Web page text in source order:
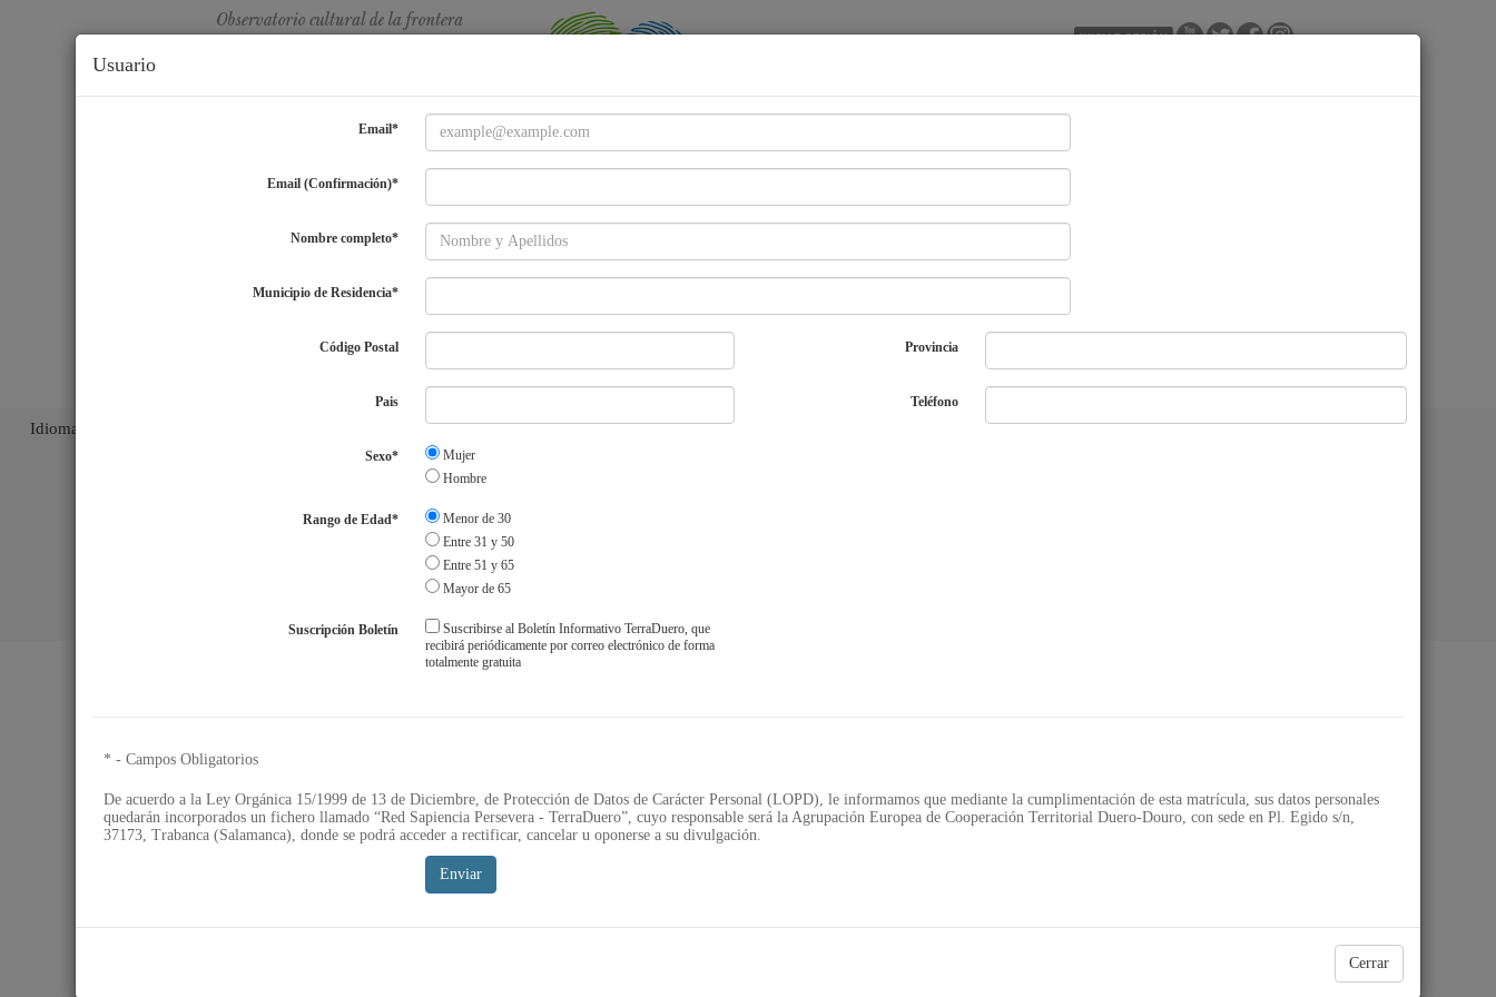
Usuario
Email*
Email (Confirmación)*
Nombre completo*
Municipio de Residencia*
Código Postal Provincia
Pais Teléfono
Sexo*
Mujer
Hombre
Rango de Edad*
Menor de 30
Entre 31 y 50
Entre 51 y 65
Mayor de 65
Suscripción Boletín
Suscribirse al Boletín Informativo TerraDuero, que
recibirá periódicamente por correo electrónico de forma
totalmente gratuita
* - Campos Obligatorios
De acuerdo a la Ley Orgánica 15/1999 de 13 de Diciembre, de Protección de Datos de Carácter Personal (LOPD), le informamos que mediante la cumplimentación de esta matrícula, sus datos personales
quedarán incorporados un fichero llamado “Red Sapiencia Persevera - TerraDuero”, cuyo responsable será la Agrupación Europea de Cooperación Territorial Duero-Douro, con sede en Pl. Egido s/n,
37173, Trabanca (Salamanca), donde se podrá acceder a rectificar, cancelar u oponerse a su divulgación.
Enviar
Cerrar
Email
Entra ¿Olvidaste tu password?
Idiomas
Aviso Legal Sobre TerraDuero© 2018 Agrupación Europea de Cooperación Territorial Duero-Douro